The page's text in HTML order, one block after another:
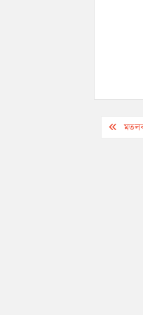
Post
মতলব